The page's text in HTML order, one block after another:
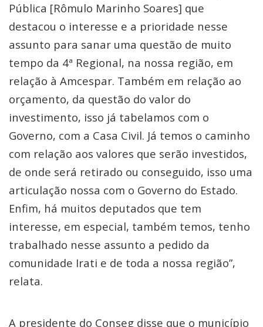
Pública [Rômulo Marinho Soares] que
destacou o interesse e a prioridade nesse
assunto para sanar uma questão de muito
tempo da 4ª Regional, na nossa região, em
relação à Amcespar. Também em relação ao
orçamento, da questão do valor do
investimento, isso já tabelamos com o
Governo, com a Casa Civil. Já temos o caminho
com relação aos valores que serão investidos,
de onde será retirado ou conseguido, isso uma
articulação nossa com o Governo do Estado.
Enfim, há muitos deputados que tem
interesse, em especial, também temos, tenho
trabalhado nesse assunto a pedido da
comunidade Irati e de toda a nossa região”,
relata.
A presidente do Conseg disse que o município